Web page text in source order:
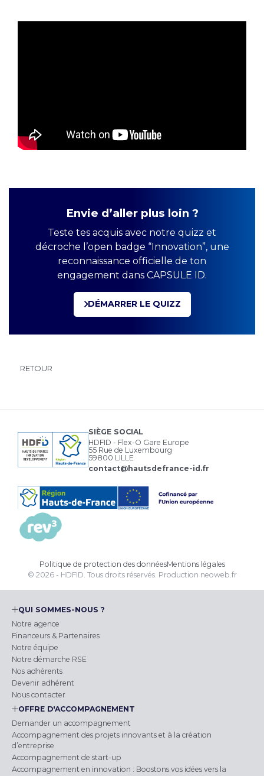
Envie d’aller plus loin ?
Teste tes acquis avec notre quizz et
décroche l’open badge “Innovation”, une
reconnaissance officielle de ton
engagement dans CAPSULE ID.
DÉMARRER LE QUIZZ
RETOUR
SIÈGE SOCIAL
HDFID - Flex-O Gare Europe
55 Rue de Luxembourg
59800 LILLE
contact@hautsdefrance-id.fr
Politique de protection des donnéesMentions légales
© 2026 - HDFID. Tous droits réservés. Production neoweb.fr
QUI SOMMES-NOUS ?
Notre agence
Financeurs & Partenaires
Notre équipe
Notre démarche RSE
Nos adhérents
Devenir adhérent
Nous contacter
OFFRE D'ACCOMPAGNEMENT
Demander un accompagnement
Accompagnement des projets innovants et à la création
d’entreprise
Accompagnement de start-up
Accompagnement en innovation : Boostons vos idées vers la